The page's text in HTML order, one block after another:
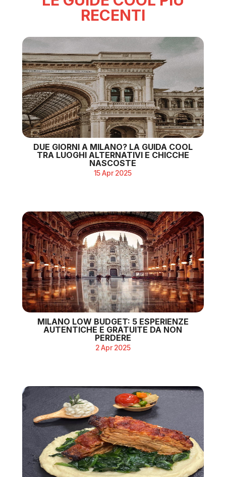
RECENTI
DUE GIORNI A MILANO? LA GUIDA COOL
TRA LUOGHI ALTERNATIVI E CHICCHE
NASCOSTE
15 Apr 2025
MILANO LOW BUDGET: 5 ESPERIENZE
AUTENTICHE E GRATUITE DA NON
PERDERE
2 Apr 2025